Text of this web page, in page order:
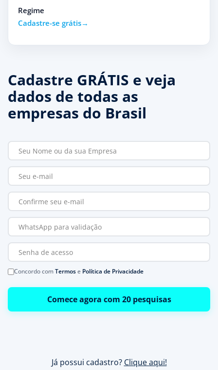
Regime
Cadastre-se grátis
Cadastre GRÁTIS e veja
dados de todas as
empresas do Brasil
Concordo comTermose Política de Privacidade
Comece agora com 20 pesquisas
Já possui cadastro? Clique aqui!